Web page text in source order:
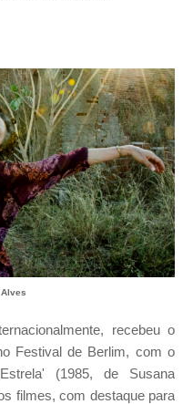
recebeu o
Festival de Berlim, com o
(1985, de Susana
filmes, com destaque para